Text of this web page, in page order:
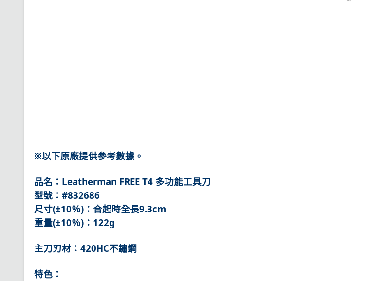
※以下原廠提供參考數據。
品名：Leatherman FREE T4 多功能工具刀
型號：#832686
尺寸(±10％)：合起時全長9.3cm
重量(±10％)：122g
主刀刃材：420HC不鏽鋼
特色：